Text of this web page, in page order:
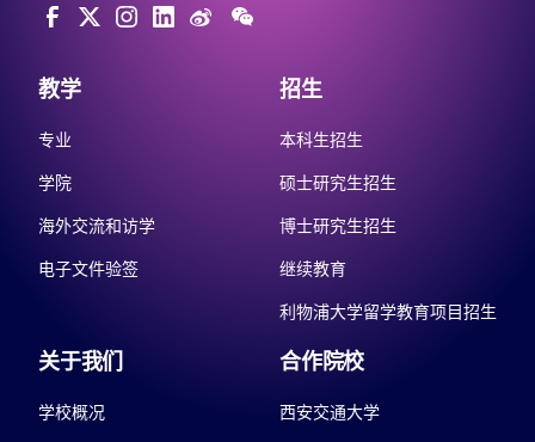
教学
专业
学院
海外交流和访学
电子文件验签
招生
本科生招生
硕士研究生招生
博士研究生招生
继续教育
利物浦大学留学教育项目招生
关于我们
学校概况
合作院校
西安交通大学